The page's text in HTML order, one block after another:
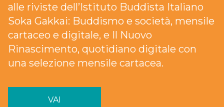
alle riviste dell’Istituto Buddista Italiano
Soka Gakkai: Buddismo e società, mensile
cartaceo e digitale, e Il Nuovo
Rinascimento, quotidiano digitale con
una selezione mensile cartacea.
VAI